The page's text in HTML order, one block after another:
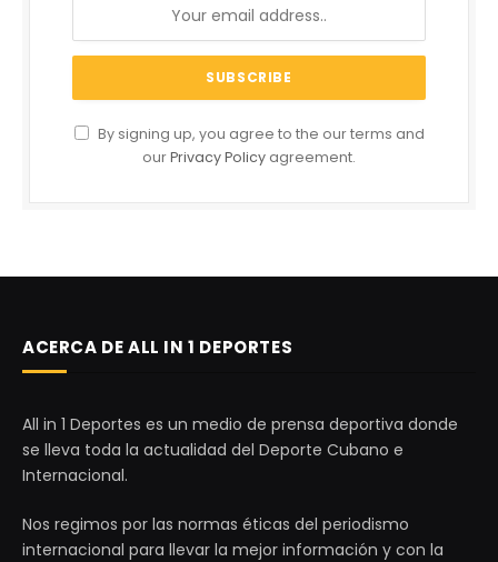
By signing up, you agree to the our terms and
ourPrivacy Policy agreement.
ACERCA DE ALL IN 1 DEPORTES
All in 1 Deportes es un medio de prensa deportiva donde
se lleva toda la actualidad del Deporte Cubano e
Internacional.
Nos regimos por las normas éticas del periodismo
internacional para llevar la mejor información y con la